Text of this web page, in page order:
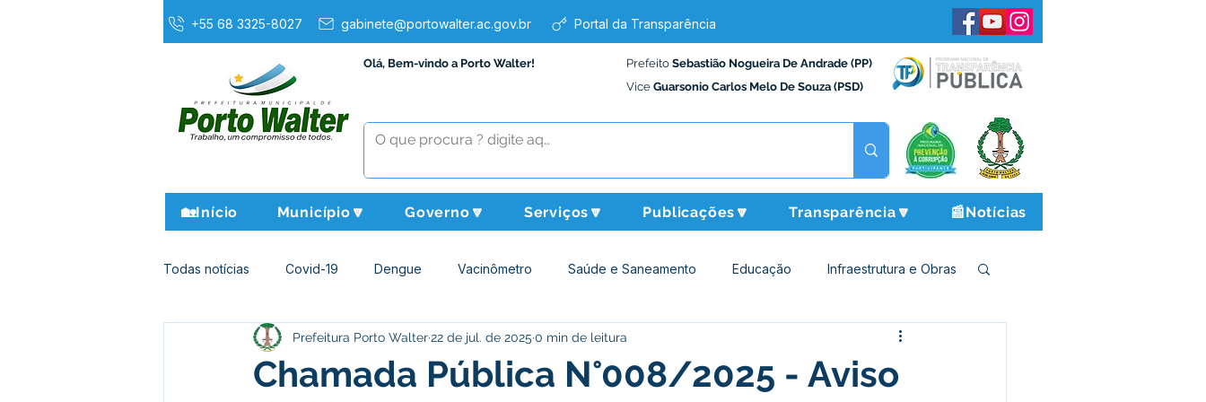
+55 68 3325-8027 gabinete@portowalter.ac.gov.br Portal da Transparência
Olá, Bem-vindo a Porto Walter! Prefeito Sebastião Nogueira De Andrade (PP)
Vice Guarsonio Carlos Melo De Souza (PSD)
🏡Início Município🔽 Governo🔽 Serviços🔽 Publicações🔽 Transparência🔽 📰Notícias
Todas notícias Covid-19 Dengue Vacinômetro Saúde e Saneamento Educação Infraestrutura e Obras
Agricultura e Meio Ambiente Assistência Social Desporto Cultura e Lazer
Chamada Pública N°008/2025 - Aviso
Prefeitura Porto Walter22 de jul. de 2025 0 min de leitura